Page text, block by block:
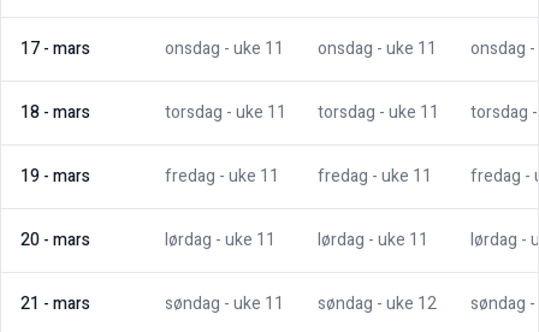
17-mars onsdag - uke 11 onsdag - uke 11 onsdag
18-mars torsdag - uke 11 torsdag - uke 11 torsdag
19-mars fredag - uke 11 fredag - uke 11 fredag -
20-mars lørdag - uke 11 lørdag - uke 11 lørdag -
21 -mars søndag - uke 11 søndag - uke 12 søndag